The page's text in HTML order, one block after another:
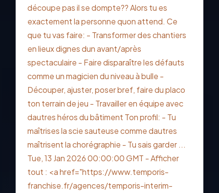
découpe pas il se dompte?? Alors tu es
exactement la personne quon attend. Ce
que tu vas faire: - Transformer des chantiers
en lieux dignes dun avant/après
spectaculaire - Faire disparaître les défauts
comme un magicien du niveau à bulle -
Découper, ajuster, poser bref, faire du placo
ton terrain de jeu - Travailler en équipe avec
dautres héros du bâtiment Ton profil: - Tu
maîtrises la scie sauteuse comme dautres
maîtrisent la chorégraphie - Tu sais garder ...
Tue, 13 Jan 2026 00:00:00 GMT - Afficher
tout : <a href="https://www.temporis-
franchise.fr/agences/temporis-interim-